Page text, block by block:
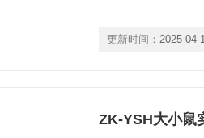
更新时间： 2025-04-
ZK-YSH大小鼠